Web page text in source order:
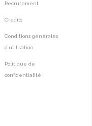
Recrutement
Crédits
Conditions générales
d’utilisation
Politique de
confidentialité